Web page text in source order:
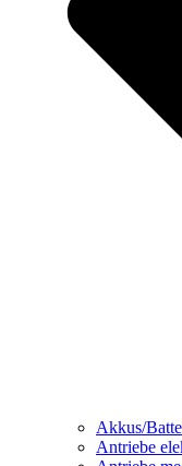
Akkus/
Antriebe